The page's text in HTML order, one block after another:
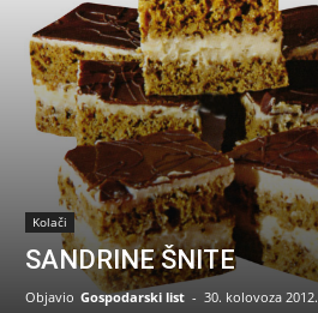
Kolači
SANDRINE ŠNITE
Objavio Gospodarski list - 30. kolovoza 2012.